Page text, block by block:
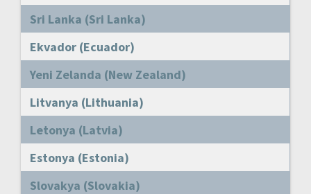
Sri Lanka (Sri Lanka)
Ekvador (Ecuador)
Yeni Zelanda (New Zealand)
Litvanya (Lithuania)
Letonya (Latvia)
Estonya (Estonia)
Slovakya (Slovakia)